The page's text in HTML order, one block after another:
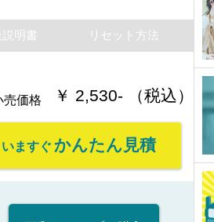
明書 リセット方法
売価格 ￥ 2,530- （税込）
いますぐ かんたん見積